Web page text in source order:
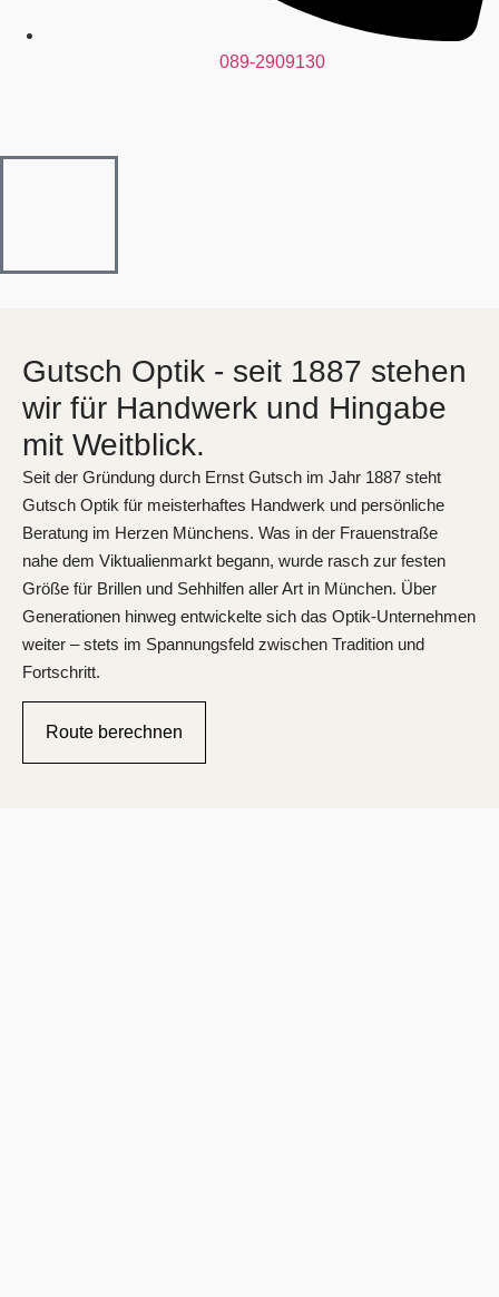
089-2909130
Gutsch Optik - seit 1887 stehen
wir für Handwerk und Hingabe
mit Weitblick.
Seit der Gründung durch Ernst Gutsch im Jahr 1887 steht
Gutsch Optik für meisterhaftes Handwerk und persönliche
Beratung im Herzen Münchens. Was in der Frauenstraße
nahe dem Viktualienmarkt begann, wurde rasch zur festen
Größe für Brillen und Sehhilfen aller Art in München. Über
Generationen hinweg entwickelte sich das Optik-Unternehmen
weiter – stets im Spannungsfeld zwischen Tradition und
Fortschritt.
Route berechnen